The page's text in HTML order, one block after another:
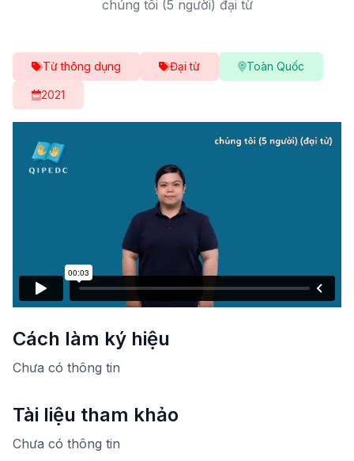
chúng tôi (5 người) đại từ
Từ thông dụng Đại từ Toàn Quốc
2021
Cách làm ký hiệu
Chưa có thông tin
Tài liệu tham khảo
Chưa có thông tin